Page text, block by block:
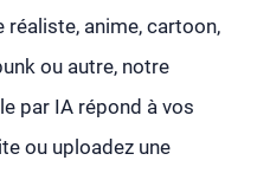
réaliste, anime, cartoon,
ou autre, notre
par IA répond à vos
ou uploadez une